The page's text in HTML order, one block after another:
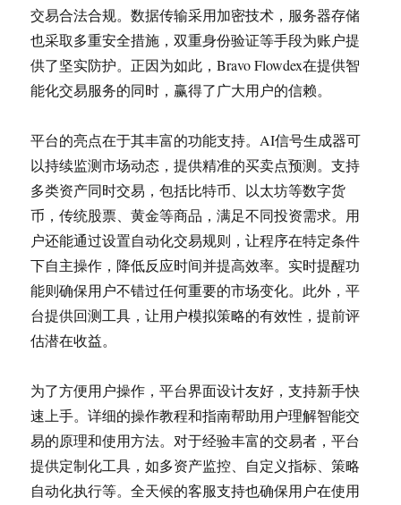
交易合法合规。数据传输采用加密技术，服务器存储
也采取多重安全措施，双重身份验证等手段为账户提
供了坚实防护。正因为如此，Bravo Flowdex在提供智
能化交易服务的同时，赢得了广大用户的信赖。
平台的亮点在于其丰富的功能支持。AI信号生成器可
以持续监测市场动态，提供精准的买卖点预测。支持
多类资产同时交易，包括比特币、以太坊等数字货
币，传统股票、黄金等商品，满足不同投资需求。用
户还能通过设置自动化交易规则，让程序在特定条件
下自主操作，降低反应时间并提高效率。实时提醒功
能则确保用户不错过任何重要的市场变化。此外，平
台提供回测工具，让用户模拟策略的有效性，提前评
估潜在收益。
为了方便用户操作，平台界面设计友好，支持新手快
速上手。详细的操作教程和指南帮助用户理解智能交
易的原理和使用方法。对于经验丰富的交易者，平台
提供定制化工具，如多资产监控、自定义指标、策略
自动化执行等。全天候的客服支持也确保用户在使用